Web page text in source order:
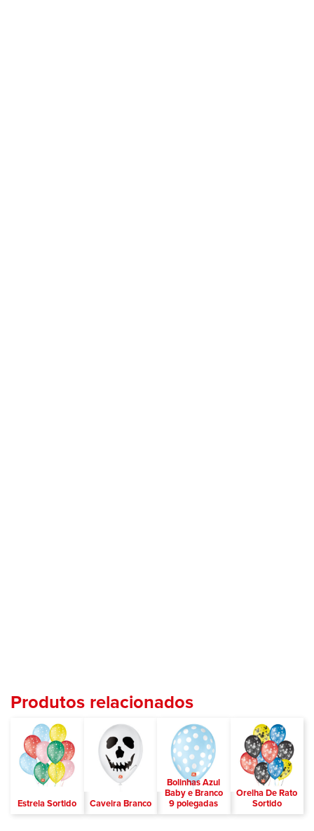
Produtos relacionados
Estrela Sortido Caveira Branco
Bolinhas Azul
Baby e Branco
9 polegadas
Orelha De Rato
Sortido